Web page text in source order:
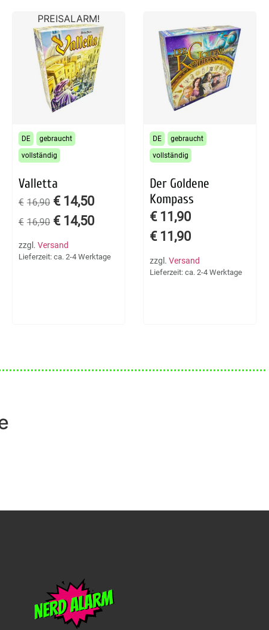
PREISALARM!
Valletta
€ 16,90 € 14,50
€ 16,90 € 14,50
zzgl. Versand
Lieferzeit: ca. 2-4 Werktage
DE
gebraucht
vollständig
Der Goldene
Kompass
€ 11,90
€ 11,90
zzgl. Versand
Lieferzeit: ca. 2-4 Werktage
DE
gebraucht
vollständig